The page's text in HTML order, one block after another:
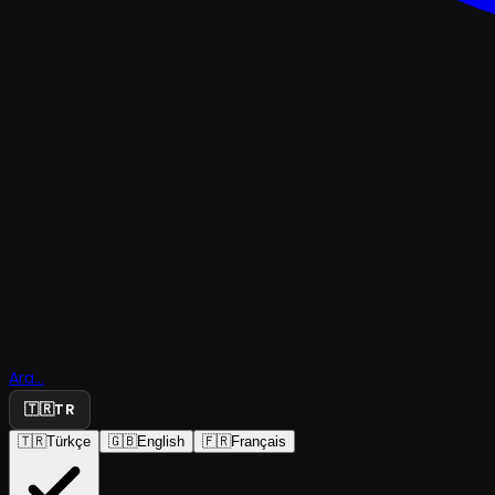
Ara...
🇹🇷TR
🇹🇷Türkçe 🇬🇧English 🇫🇷Français
Rock